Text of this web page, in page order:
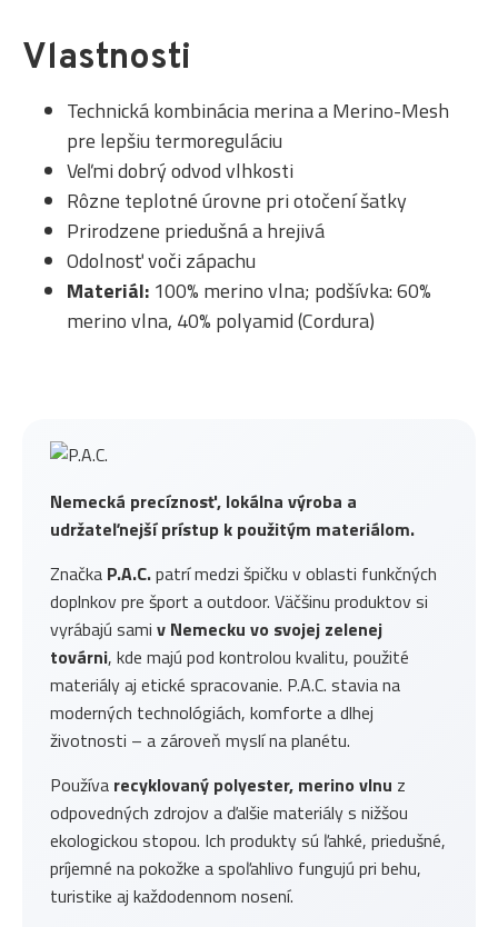
Nemecká precíznosť, lokálna výroba a
udržateľnejší prístup k použitým materiálom.
Značka P.A.C.patrí medzi špičku v oblasti funkčných
doplnkov pre šport a outdoor. Väčšinu produktov si
vyrábajú sami v Nemecku vo svojej zelenej
továrni, kde majú pod kontrolou kvalitu, použité
materiály aj etické spracovanie. P.A.C. stavia na
moderných technológiách, komforte a dlhej
životnosti – a zároveň myslí na planétu.
Používa recyklovaný polyester, merino vlnu z
odpovedných zdrojov a ďalšie materiály s nižšou
ekologickou stopou. Ich produkty sú ľahké, priedušné,
príjemné na pokožke a spoľahlivo fungujú pri behu,
turistike aj každodennom nosení.
Vlastnosti
Technická kombinácia merina a Merino-Mesh
pre lepšiu termoreguláciu
Veľmi dobrý odvod vlhkosti
Rôzne teplotné úrovne pri otočení šatky
Prirodzene priedušná a hrejivá
Odolnosť voči zápachu
Materiál: 100% merino vlna; podšívka: 60%
merino vlna, 40% polyamid (Cordura)